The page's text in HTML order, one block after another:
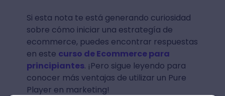
Si esta nota te está generando curiosidad
sobre cómo iniciar una estrategía de
ecommerce, puedes encontrar respuestas
en este curso de Ecommerce para
principiantes. ¡Pero sigue leyendo para
conocer más ventajas de utilizar un Pure
Player en marketing!